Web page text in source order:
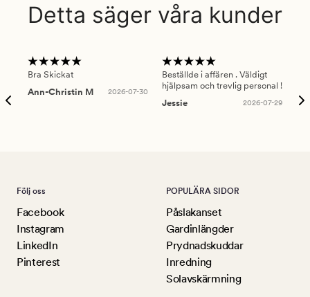
Detta säger våra kunder
Bra Skickat
Ann-Christin M
2026-07-30
Beställde i affären . Väldigt
hjälpsam och trevlig personal !
Jessie
2026-07-29
Följ oss
Facebook
Instagram
LinkedIn
Pinterest
POPULÄRA SIDOR
Påslakanset
Gardinlängder
Prydnadskuddar
Inredning
Solavskärmning